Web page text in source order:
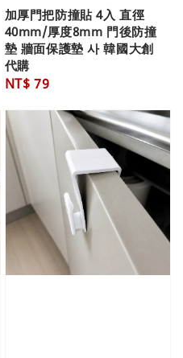
加厚門把防撞貼 4入 直徑
40mm/厚度8mm 門後防撞
墊 牆面保護墊 사 韓國大創
代購
Regular
NT$ 79